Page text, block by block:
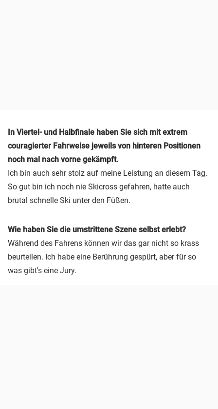
In Viertel- und Halbfinale haben Sie sich mit extrem
couragierter Fahrweise jeweils von hinteren Positionen
noch mal nach vorne gekämpft.
Ich bin auch sehr stolz auf meine Leistung an diesem Tag.
So gut bin ich noch nie Skicross gefahren, hatte auch
brutal schnelle Ski unter den Füßen.
Wie haben Sie die umstrittene Szene selbst erlebt?
Während des Fahrens können wir das gar nicht so krass
beurteilen. Ich habe eine Berührung gespürt, aber für so
was gibt's eine Jury.